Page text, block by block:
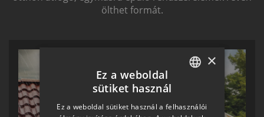
ölthet formát.
HUNGARIAN
SLOVAK
×
Ez a weboldal
sütiket használ
Ez a weboldal sütiket használ a felhasználói